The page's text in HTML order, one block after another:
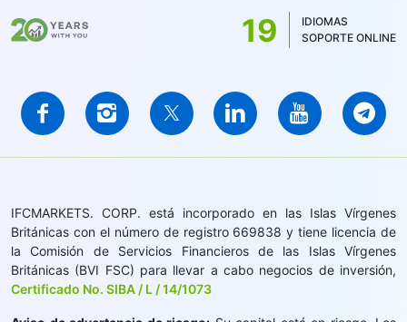
19
IDIOMAS
SOPORTE ONLINE
IFCMARKETS. CORP. está incorporado en las Islas Vírgenes
Británicas con el número de registro 669838 y tiene licencia de
la Comisión de Servicios Financieros de las Islas Vírgenes
Británicas (BVI FSC) para llevar a cabo negocios de inversión,
Certificado No. SIBA / L / 14/1073